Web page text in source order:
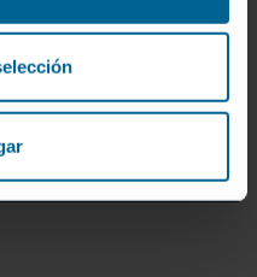
TABÁQUICA